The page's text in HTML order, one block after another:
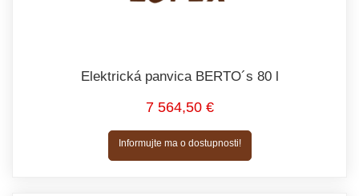
Elektrická panvica BERTO´s 80 l
7 564,50 €
Informujte ma o dostupnosti!